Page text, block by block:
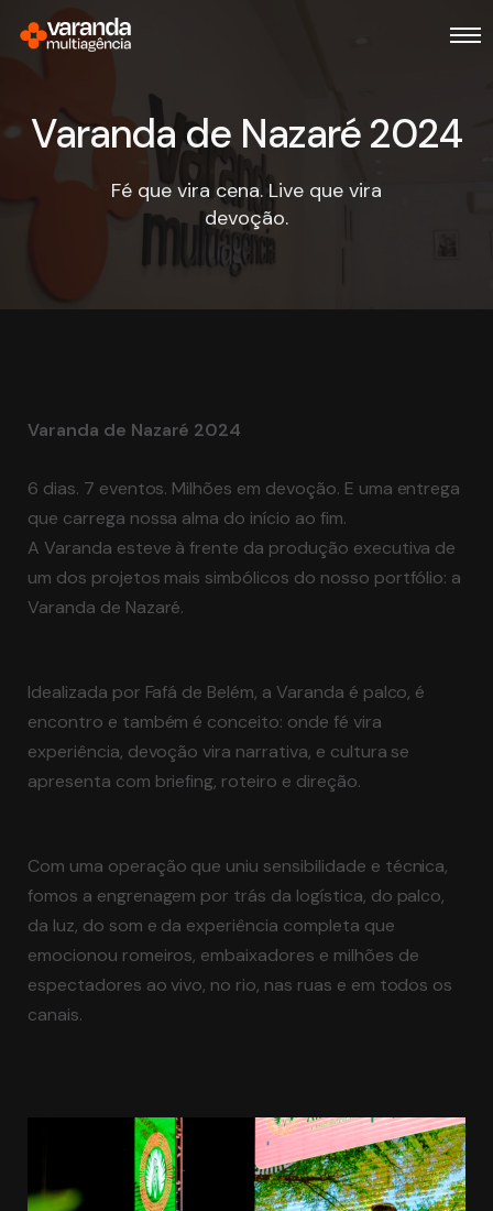
Varanda de Nazaré 2024
Fé que vira cena. Live que vira
devoção.
Varanda de Nazaré 2024
6 dias. 7 eventos. Milhões em devoção. E uma entrega
que carrega nossa alma do início ao fim.
A Varanda esteve à frente da produção executiva de
um dos projetos mais simbólicos do nosso portfólio: a
Varanda de Nazaré.
Idealizada por Fafá de Belém, a Varanda é palco, é
encontro e também é conceito: onde fé vira
experiência, devoção vira narrativa, e cultura se
apresenta com briefing, roteiro e direção.
Com uma operação que uniu sensibilidade e técnica,
fomos a engrenagem por trás da logística, do palco,
da luz, do som e da experiência completa que
emocionou romeiros, embaixadores e milhões de
espectadores ao vivo, no rio, nas ruas e em todos os
canais.